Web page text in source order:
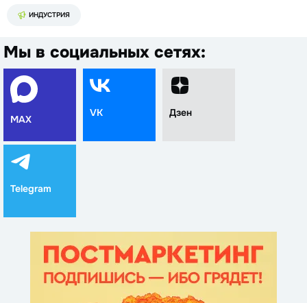
ИНДУСТРИЯ
Мы в социальных сетях:
MAX
VK Дзен
Telegram